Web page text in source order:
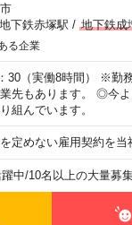
地下鉄赤塚駅 / 地下鉄成
る企業
30（実働8時間） ※勤
先もあります。 ◎今
組んでいます。
定めない雇用契約を
中/10名以上の大量募